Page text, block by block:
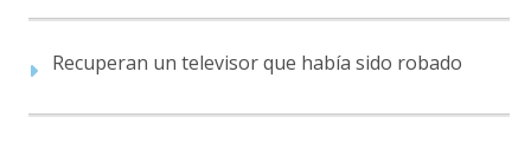
Recuperan un televisor que había sido robado